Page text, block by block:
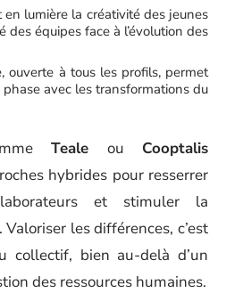
lumière la créativité des jeunes
des équipes face à l’évolution des
ouverte à tous les profils, permet
avec les transformations du
Teale ou Cooptalis
hybrides pour resserrer
et stimuler la
les différences, c’est
collectif, bien au-delà d’un
des ressources humaines.